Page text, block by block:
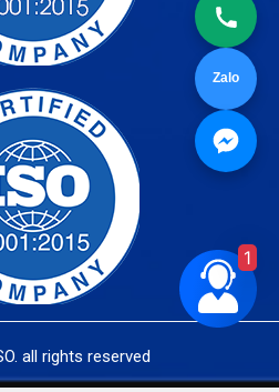
Zalo
all rights reserved
1